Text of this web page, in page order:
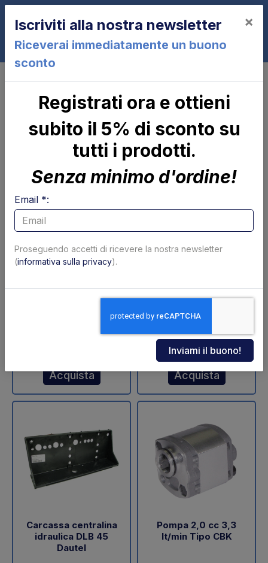
0
1500KS
Cilindro di
brandeggio Zepro
Acquista
Parapolvere tubolare
Disponibile
Acquista
Carcassa centralina
idraulica DLB 45
Dautel
Pompa 2,0 cc 3,3
lt/min Tipo CBK
Iscriviti alla nostra newsletter
Riceverai immediatamente un buono
sconto
×
Registrati ora e ottieni
subito il 5% di sconto su
tutti i prodotti.
Senza minimo d'ordine!
Email *:
Proseguendo accetti di ricevere la nostra newsletter
(informativa sulla privacy).